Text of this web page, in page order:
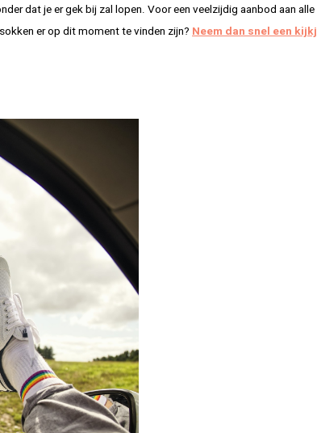
dat je er gek bij zal lopen. Voor een veelzijdig aanbod aan
er op dit moment te vinden zijn? Neem dan snel een